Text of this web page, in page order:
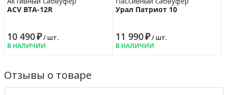
ACV BTA-12R
10 490₽/ шт.
В НАЛИЧИИ
Урал Патриот 10
11 990₽/ шт.
В НАЛИЧИИ
Отзывы о товаре